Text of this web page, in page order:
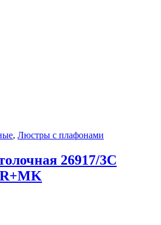
, Люстры с плафонами
26917/3C